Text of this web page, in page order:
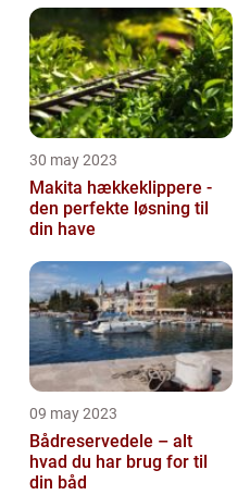
30 may 2023
Makita hækkeklippere -
den perfekte løsning til
din have
09 may 2023
Bådreservedele – alt
hvad du har brug for til
din båd